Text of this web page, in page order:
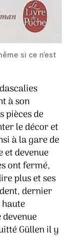
si ce n’est
à son
pièces de
le décor et
à la gare de
et devenue
ont fermé,
plus et ses
dernier
Güllen il y